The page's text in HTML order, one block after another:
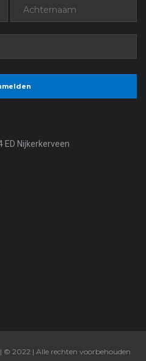
ED Nijkerkerveen
© 2022 | Alle rechten voorbehouden